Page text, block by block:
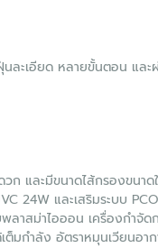
ะเอียด หลายขั้นตอน และ
วก และมีขนาดไส้กรองข
24W และเสริมระบบ
าสม่าไอออน เครื่องกำจั
ต็มกำลัง อัตราหมุนเวียน